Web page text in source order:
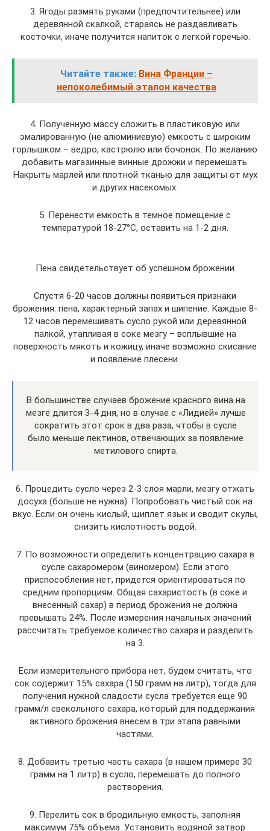
3. Ягоды размять руками (предпочтительнее) или
деревянной скалкой, стараясь не раздавливать
косточки, иначе получится напиток с легкой горечью.
Читайте также: Вина Франции –
непоколебимый эталон качества
4. Полученную массу сложить в пластиковую или
эмалированную (не алюминиевую) емкость с широким
горлышком – ведро, кастрюлю или бочонок. По желанию
добавить магазинные винные дрожжи и перемешать.
Накрыть марлей или плотной тканью для защиты от мух
и других насекомых.
5. Перенести емкость в темное помещение с
температурой 18-27°C, оставить на 1-2 дня.
Пена свидетельствует об успешном брожении
Спустя 6-20 часов должны появиться признаки
брожения: пена, характерный запах и шипение. Каждые 8-
12 часов перемешивать сусло рукой или деревянной
палкой, утапливая в соке мезгу – всплывшие на
поверхность мякоть и кожицу, иначе возможно скисание
и появление плесени.
В большинстве случаев брожение красного вина на
мезге длится 3-4 дня, но в случае с «Лидией» лучше
сократить этот срок в два раза, чтобы в сусле
было меньше пектинов, отвечающих за появление
метилового спирта.
6. Процедить сусло через 2-3 слоя марли, мезгу отжать
досуха (больше не нужна). Попробовать чистый сок на
вкус. Если он очень кислый, щиплет язык и сводит скулы,
снизить кислотность водой.
7. По возможности определить концентрацию сахара в
сусле сахаромером (виномером). Если этого
приспособления нет, придется ориентироваться по
средним пропорциям. Общая сахаристость (в соке и
внесенный сахар) в период брожения не должна
превышать 24%. После измерения начальных значений
рассчитать требуемое количество сахара и разделить
на 3.
Если измерительного прибора нет, будем считать, что
сок содержит 15% сахара (150 грамм на литр), тогда для
получения нужной сладости сусла требуется еще 90
грамм/л свекольного сахара, который для поддержания
активного брожения внесем в три этапа равными
частями.
8. Добавить третью часть сахара (в нашем примере 30
грамм на 1 литр) в сусло, перемешать до полного
растворения.
9. Перелить сок в бродильную емкость, заполняя
максимум 75% объема. Установить водяной затвор